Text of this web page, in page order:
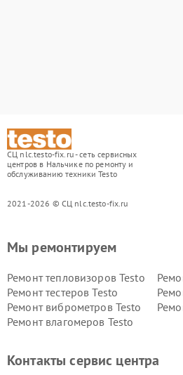
СЦ nlc.testo-fix.ru - сеть сервисных
центров в Нальчике по ремонту и
обслуживанию техники Testo
2021-2026 © СЦ nlc.testo-fix.ru
Мы ремонтируем
Ремонт тепловизоров Testo
Ремонт тестеров Testo
Ремонт виброметров Testo
Ремонт влагомеров Testo
Контакты сервис центра